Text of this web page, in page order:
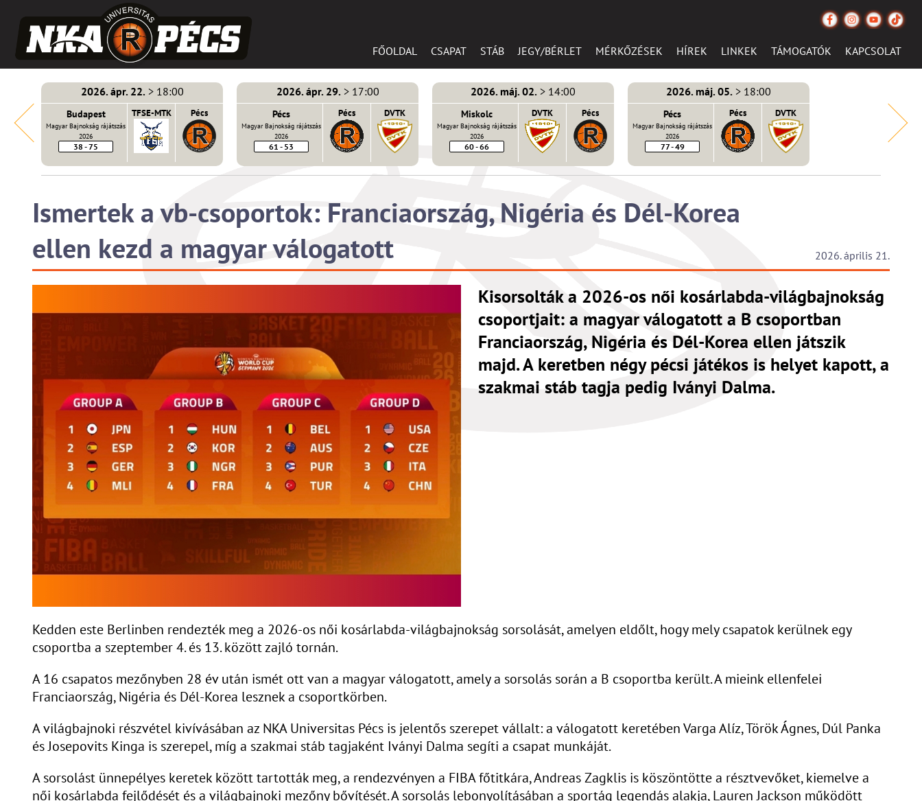
FŐOLDAL CSAPAT STÁB JEGY/BÉRLET MÉRKŐZÉSEK HÍREK LINKEK TÁMOGATÓK KAPCSOLAT
MTK
2026. ápr. 22.> 18:00
Budapest
Magyar Bajnokság rájátszás
2026
38 - 75
TFSE-MTK Pécs
2026. ápr. 29.> 17:00
Pécs
Magyar Bajnokság rájátszás
2026
61 - 53
Pécs DVTK
2026. máj. 02. > 14:00
Miskolc
Magyar Bajnokság rájátszás
2026
60 - 66
DVTK Pécs
2026. máj. 05. > 18:00
Pécs
Magyar Bajnokság rájátszás
2026
77 - 49
Pécs DVTK
Ismertek a vb-csoportok: Franciaország, Nigéria és Dél-Korea
ellen kezd a magyar válogatott
2026. április 21.
Kisorsolták a 2026-os női kosárlabda-világbajnokság
csoportjait: a magyar válogatott a B csoportban
Franciaország, Nigéria és Dél-Korea ellen játszik
majd. A keretben négy pécsi játékos is helyet kapott, a
szakmai stáb tagja pedig Iványi Dalma.
Kedden este Berlinben rendezték meg a 2026-os női kosárlabda-világbajnokság sorsolását, amelyen eldőlt, hogy mely csapatok kerülnek egy
csoportba a szeptember 4. és 13. között zajló tornán.
A 16 csapatos mezőnyben 28 év után ismét ott van a magyar válogatott, amely a sorsolás során a B csoportba került. A mieink ellenfelei
Franciaország, Nigéria és Dél-Korea lesznek a csoportkörben.
A világbajnoki részvétel kivívásában az NKA Universitas Pécs is jelentős szerepet vállalt: a válogatott keretében Varga Alíz, Török Ágnes, Dúl Panka
és Josepovits Kinga is szerepel, míg a szakmai stáb tagjaként Iványi Dalma segíti a csapat munkáját.
A sorsolást ünnepélyes keretek között tartották meg, a rendezvényen a FIBA főtitkára, Andreas Zagklis is köszöntötte a résztvevőket, kiemelve a
női kosárlabda fejlődését és a világbajnoki mezőny bővítését. A sorsolás lebonyolításában a sportág legendás alakja, Lauren Jackson működött